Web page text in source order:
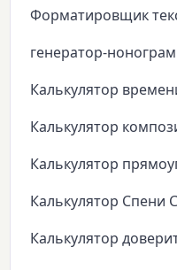
Форматировщик
генератор-
Калькулятор
Калькулятор
Калькулятор
Калькулятор Спени
Калькулятор